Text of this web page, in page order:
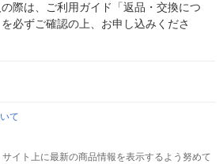
際は、ご利用ガイド「返品・交換につ
必ずご確認の上、お申し込みくださ
て
イト上に最新の商品情報を表示するよう努めて